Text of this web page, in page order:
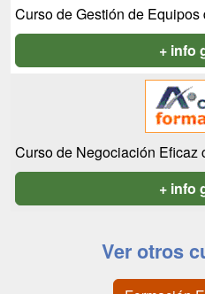
Curso de Gestión de Equipos
+ info
Curso de Negociación Eficaz
+ info
Ver otros